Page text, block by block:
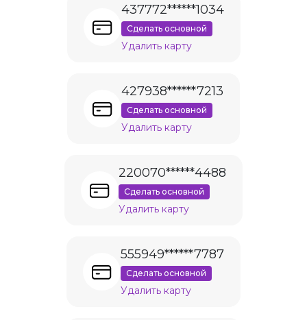
437772******1034
Сделать основной
Удалить карту
427938******7213
Сделать основной
Удалить карту
220070******4488
Сделать основной
Удалить карту
555949******7787
Сделать основной
Удалить карту